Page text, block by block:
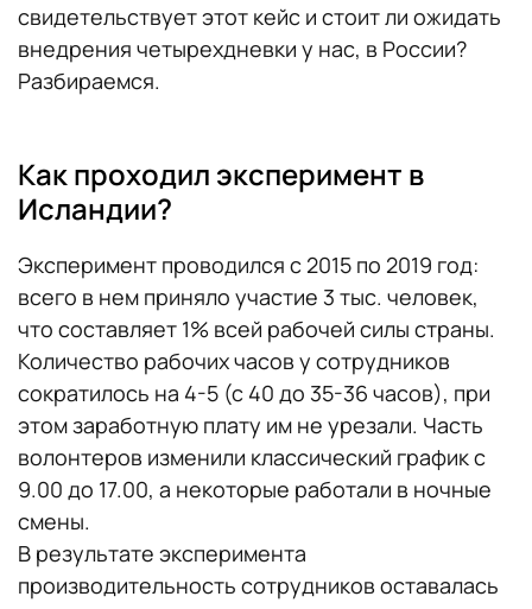
свидетельствует этот кейс и стоит ли ожидать
внедрения четырехдневки у нас, в России?
Разбираемся.
Как проходил эксперимент в
Исландии?
Эксперимент проводился с 2015 по 2019 год:
всего в нем приняло участие 3 тыс. человек,
что составляет 1% всей рабочей силы страны.
Количество рабочих часов у сотрудников
сократилось на 4-5 (с 40 до 35-36 часов), при
этом заработную плату им не урезали. Часть
волонтеров изменили классический график с
9.00 до 17.00, а некоторые работали в ночные
смены.
В результате эксперимента
производительность сотрудников оставалась